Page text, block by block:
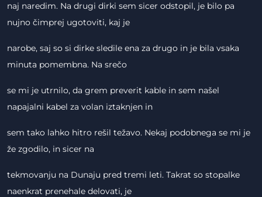
naj naredim. Na drugi dirki sem sicer odstopil, je bilo pa
nujno čimprej ugotoviti, kaj je
narobe, saj so si dirke sledile ena za drugo in je bila vsaka
minuta pomembna. Na srečo
se mi je utrnilo, da grem preverit kable in sem našel
napajalni kabel za volan iztaknjen in
sem tako lahko hitro rešil težavo. Nekaj podobnega se mi je
že zgodilo, in sicer na
tekmovanju na Dunaju pred tremi leti. Takrat so stopalke
naenkrat prenehale delovati, je